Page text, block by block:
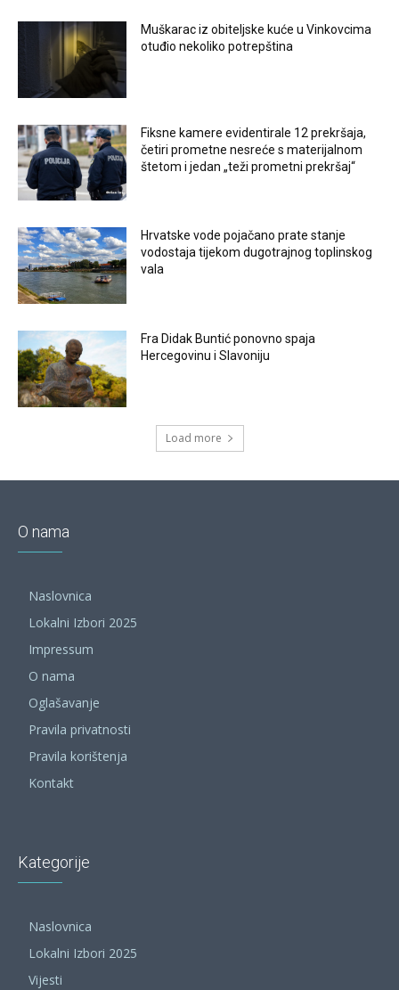
Muškarac iz obiteljske kuće u Vinkovcima
otuđio nekoliko potrepština
Fiksne kamere evidentirale 12 prekršaja,
četiri prometne nesreće s materijalnom
štetom i jedan „teži prometni prekršaj“
Hrvatske vode pojačano prate stanje
vodostaja tijekom dugotrajnog toplinskog
vala
Fra Didak Buntić ponovno spaja
Hercegovinu i Slavoniju
Load more
O nama
Naslovnica
Lokalni Izbori 2025
Impressum
O nama
Oglašavanje
Pravila privatnosti
Pravila korištenja
Kontakt
Kategorije
Naslovnica
Lokalni Izbori 2025
Vijesti